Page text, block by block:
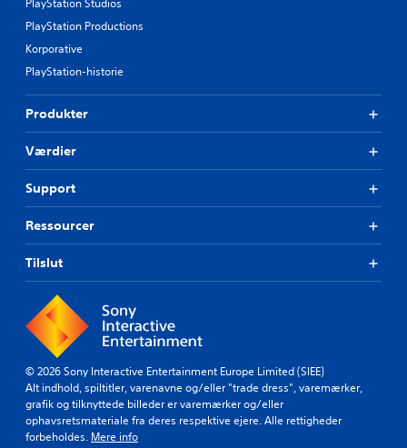
PlayStation Studios
PlayStation Productions
Korporative
PlayStation-historie
Produkter
Værdier
Support
Ressourcer
Tilslut
© 2026 Sony Interactive Entertainment Europe Limited (SIEE)
Alt indhold, spiltitler, varenavne og/eller "trade dress", varemærker,
grafik og tilknyttede billeder er varemærker og/eller
ophavsretsmateriale fra deres respektive ejere. Alle rettigheder
forbeholdes. Mere info